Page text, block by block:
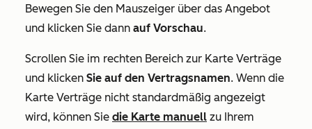
Bewegen Sie den Mauszeiger über das Angebot
und klicken Sie dann auf Vorschau.
Scrollen Sie im rechten Bereich zur Karte Verträge
und klicken Sie auf den Vertragsnamen. Wenn die
Karte Verträge nicht standardmäßig angezeigt
wird, können Sie die Karte manuell zu Ihrem